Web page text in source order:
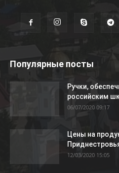
Популярные посты
Ручки,
российским
06/07/2020 09:17
Цены на
12/03/2020 15:05